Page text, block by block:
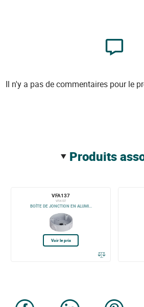
Il n'y a pas de commentaires pour le
produits
VFA137
VFA137
BOÎTE DE JONCTION EN ALUMI...
Voir le prix